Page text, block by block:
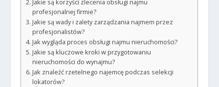
Jakie są korzyści zlecenia obsługi najmu
profesjonalnej firmie?
Jakie są wady i zalety zarządzania najmem przez
profesjonalistów?
Jak wygląda proces obsługi najmu nieruchomości?
Jakie są kluczowe kroki w przygotowaniu
nieruchomości do wynajmu?
Jak znaleźć rzetelnego najemcę podczas selekcji
lokatorów?